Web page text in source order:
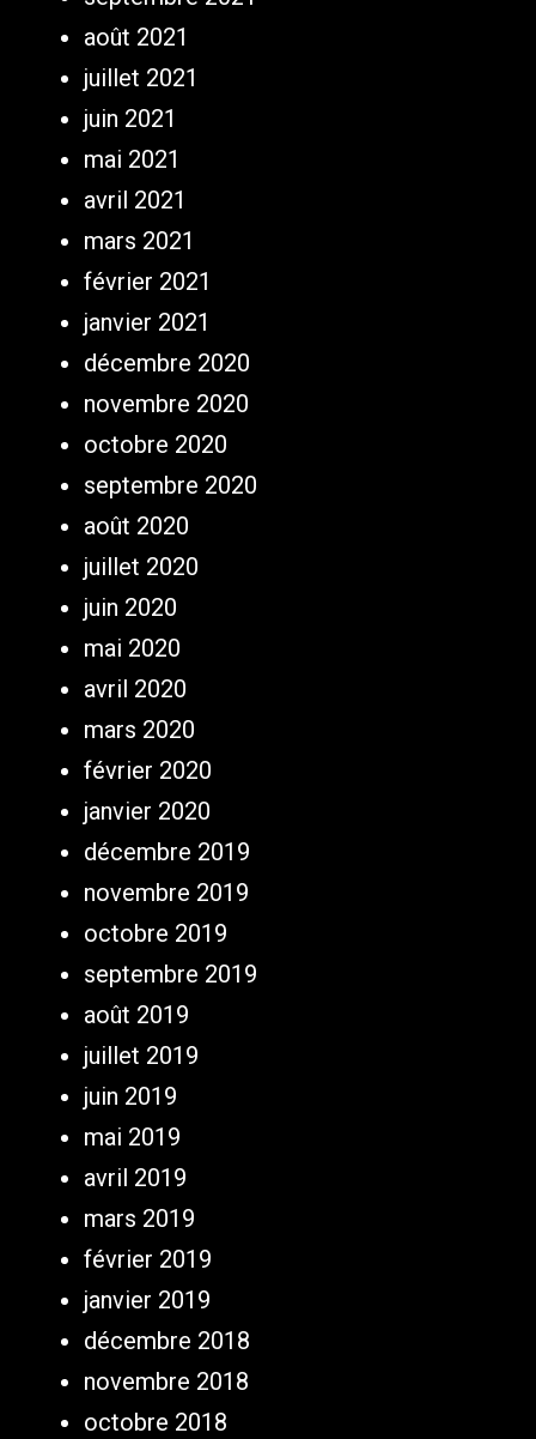
août 2021
juillet 2021
juin 2021
mai 2021
avril 2021
mars 2021
février 2021
janvier 2021
décembre 2020
novembre 2020
octobre 2020
septembre 2020
août 2020
juillet 2020
juin 2020
mai 2020
avril 2020
mars 2020
février 2020
janvier 2020
décembre 2019
novembre 2019
octobre 2019
septembre 2019
août 2019
juillet 2019
juin 2019
mai 2019
avril 2019
mars 2019
février 2019
janvier 2019
décembre 2018
novembre 2018
octobre 2018